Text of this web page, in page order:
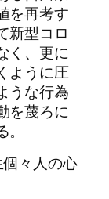
を再考す
新型コロ
く、更に
ように圧
うな行為
を蔑ろに
々人の心